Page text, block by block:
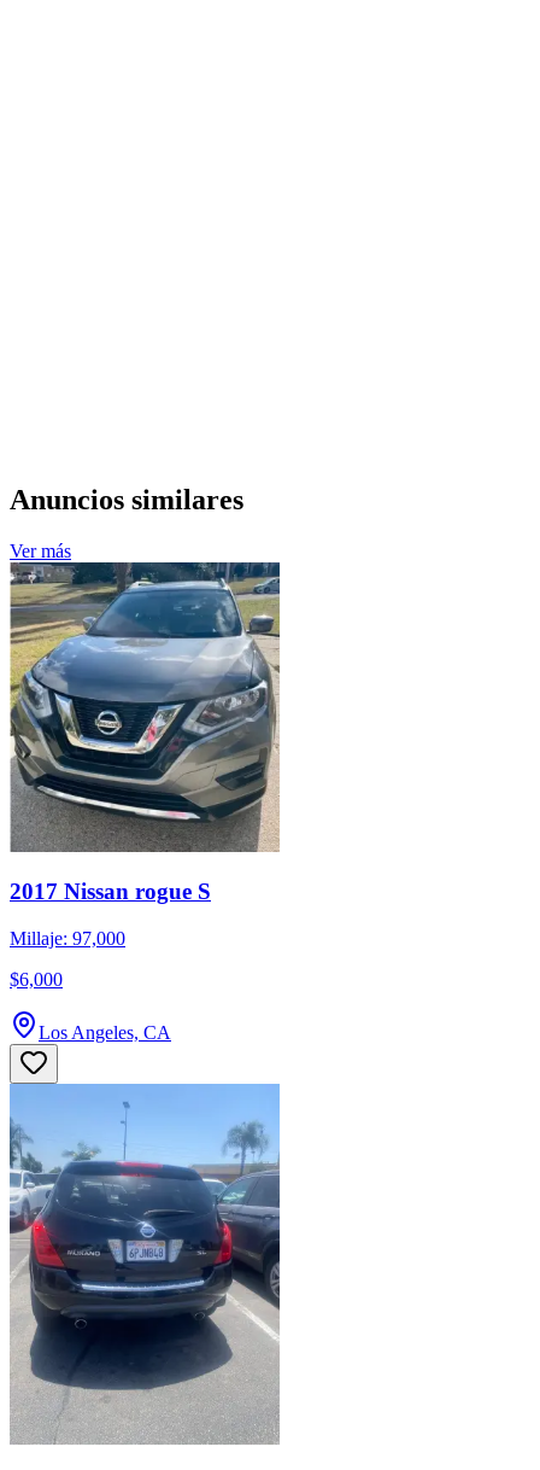
Anuncios similares
Ver más
2017 Nissan rogue S
Millaje: 97,000
$6,000
Los Angeles, CA